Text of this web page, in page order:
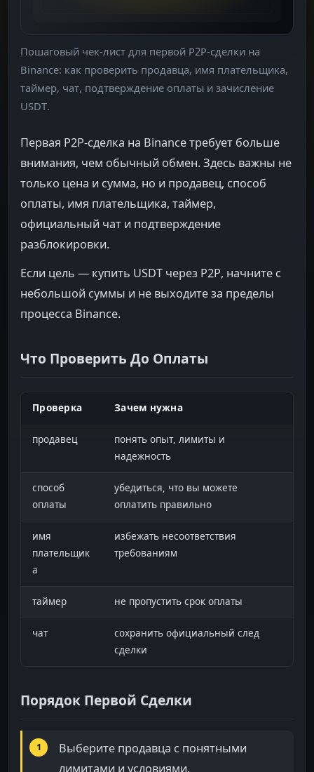
Пошаговый чек-лист для первой P2P-сделки на
Binance: как проверить продавца, имя плательщика,
таймер, чат, подтверждение оплаты и зачисление
USDT.
Первая P2P-сделка на Binance требует больше
внимания, чем обычный обмен. Здесь важны не
только цена и сумма, но и продавец, способ
оплаты, имя плательщика, таймер,
официальный чат и подтверждение
разблокировки.
Если цель — купить USDT через P2P, начните с
небольшой суммы и не выходите за пределы
процесса Binance.
Что Проверить До Оплаты
Проверка
Зачем нужна
продавец
понять опыт, лимиты и
надежность
способ
оплаты
убедиться, что вы можете
оплатить правильно
имя
плательщик
а
избежать несоответствия
требованиям
таймер
не пропустить срок оплаты
чат
сохранить официальный след
сделки
Порядок Первой Сделки
Выберите продавца с понятными